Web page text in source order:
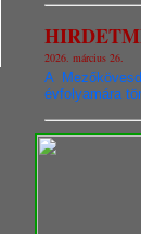
2026. március 26.
A
évfolyamára